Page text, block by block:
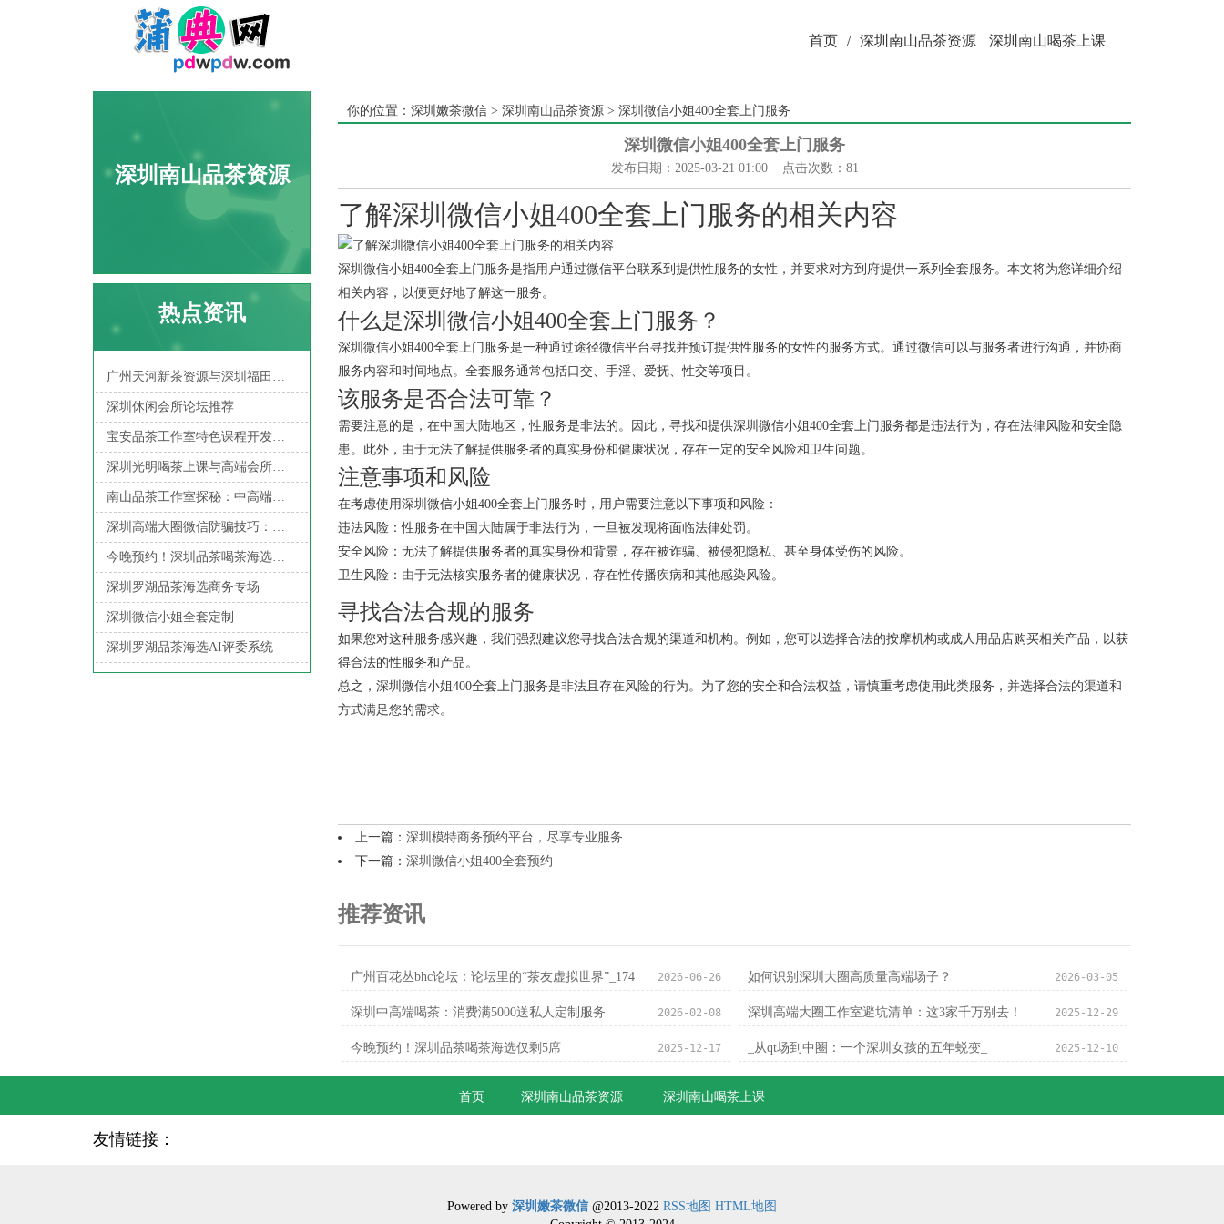
首页 / 深圳南山品茶资源 深圳南山喝茶上课
深圳南山品茶资源
热点资讯
广州天河新茶资源与深圳福田喝茶微信：本地人私藏的5个高效渠道推荐
深圳休闲会所论坛推荐
宝安品茶工作室特色课程开发与市场定位_219
深圳光明喝茶上课与高端会所课程体系对比
南山品茶工作室探秘：中高端服务与微信预约的便捷结合_17
深圳高端大圈微信防骗技巧：识别虚假信息
今晚预约！深圳品茶喝茶海选仅剩5席
深圳罗湖品茶海选商务专场
深圳微信小姐全套定制
深圳罗湖品茶海选AI评委系统
你的位置：深圳嫩茶微信 >深圳南山品茶资源 > 深圳微信小姐400全套上门服务
深圳微信小姐400全套上门服务
发布日期：2025-03-21 01:00 点击次数：81
了解深圳微信小姐400全套上门服务的相关内容
深圳微信小姐400全套上门服务是指用户通过微信平台联系到提供性服务的女性，并要求对方到府提供一系列全套服务。本文将为您详细介绍
相关内容，以便更好地了解这一服务。
什么是深圳微信小姐400全套上门服务？
深圳微信小姐400全套上门服务是一种通过途径微信平台寻找并预订提供性服务的女性的服务方式。通过微信可以与服务者进行沟通，并协商
服务内容和时间地点。全套服务通常包括口交、手淫、爱抚、性交等项目。
该服务是否合法可靠？
需要注意的是，在中国大陆地区，性服务是非法的。因此，寻找和提供深圳微信小姐400全套上门服务都是违法行为，存在法律风险和安全隐
患。此外，由于无法了解提供服务者的真实身份和健康状况，存在一定的安全风险和卫生问题。
注意事项和风险
在考虑使用深圳微信小姐400全套上门服务时，用户需要注意以下事项和风险：
违法风险：性服务在中国大陆属于非法行为，一旦被发现将面临法律处罚。
安全风险：无法了解提供服务者的真实身份和背景，存在被诈骗、被侵犯隐私、甚至身体受伤的风险。
卫生风险：由于无法核实服务者的健康状况，存在性传播疾病和其他感染风险。
寻找合法合规的服务
如果您对这种服务感兴趣，我们强烈建议您寻找合法合规的渠道和机构。例如，您可以选择合法的按摩机构或成人用品店购买相关产品，以获
得合法的性服务和产品。
总之，深圳微信小姐400全套上门服务是非法且存在风险的行为。为了您的安全和合法权益，请慎重考虑使用此类服务，并选择合法的渠道和
方式满足您的需求。
上一篇：深圳模特商务预约平台，尽享专业服务
下一篇：深圳微信小姐400全套预约
推荐资讯
‌广州百花丛bhc论坛‌：论坛里的“茶友虚拟世界”_174 2026-06-26 如何识别深圳大圈高质量高端场子？ 2026-03-05
深圳中高端喝茶：消费满5000送私人定制服务 2026-02-08 深圳高端大圈工作室避坑清单：这3家千万别去！ 2025-12-29
今晚预约！深圳品茶喝茶海选仅剩5席 2025-12-17 _从qt场到中圈：一个深圳女孩的五年蜕变_ 2025-12-10
首页 深圳南山品茶资源 深圳南山喝茶上课
友情链接：
Powered by 深圳嫩茶微信 @2013-2022 RSS地图 HTML地图